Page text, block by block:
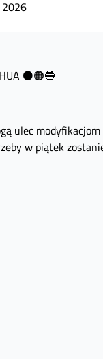
⚫️🟠🔵
ulec modyfikacjom
w piątek